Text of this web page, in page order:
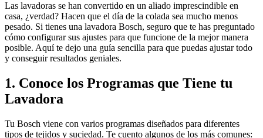
Las lavadoras se han convertido en un aliado imprescindible en
casa, ¿verdad? Hacen que el día de la colada sea mucho menos
pesado. Si tienes una lavadora Bosch, seguro que te has preguntado
cómo configurar sus ajustes para que funcione de la mejor manera
posible. Aquí te dejo una guía sencilla para que puedas ajustar todo
y conseguir resultados geniales.
1. Conoce los Programas que Tiene tu
Lavadora
Tu Bosch viene con varios programas diseñados para diferentes
tipos de tejidos y suciedad. Te cuento algunos de los más comunes: